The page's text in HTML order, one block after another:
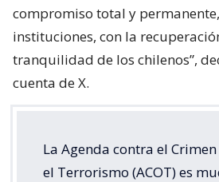
compromiso total y
instituciones, con la
tranquilidad de los chilenos”,
cuenta de X.
La Agenda contra el
el Terrorismo (ACOT) es